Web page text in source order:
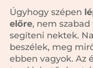
Úgyhogy szépen
előre, nem
segíteni nektek.
beszélek, meg
ebben vagyok. Az